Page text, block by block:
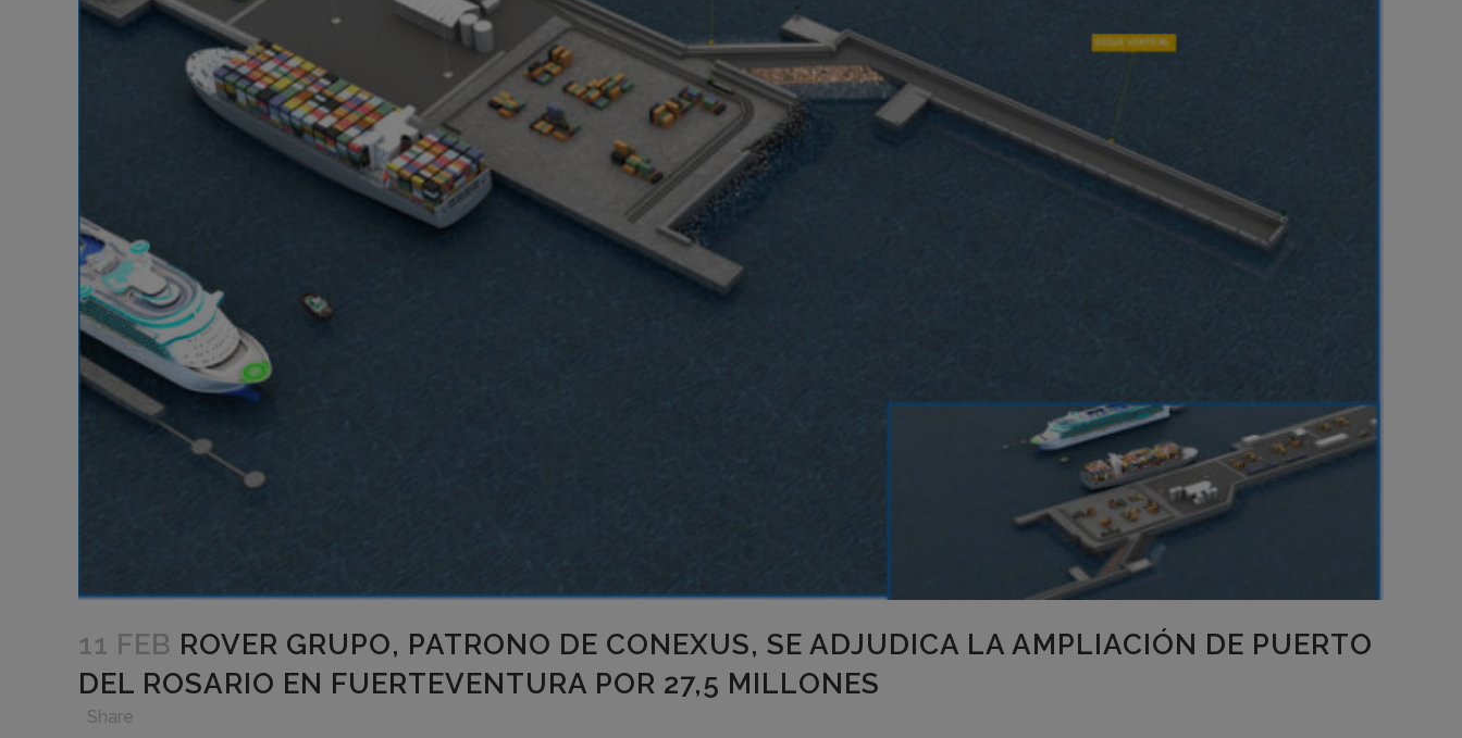
11 FEB ROVER GRUPO, PATRONO DE CONEXUS, SE ADJUDICA LA AMPLIACIÓN DE PUERTO
DEL ROSARIO EN FUERTEVENTURA POR 27,5 MILLONES
Share